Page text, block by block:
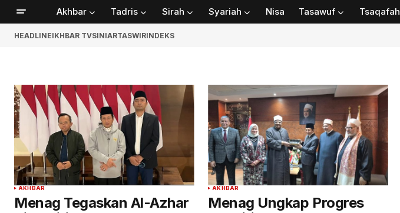
Akhbar Tadris Sirah Syariah Nisa Tasawuf Tsaqafah
HEADLINEIKHBAR TVSINIARTASWIRINDEKS
AKHBAR
Menag Tegaskan Al-Azhar
AKHBAR
Menag Ungkap Progres